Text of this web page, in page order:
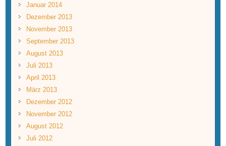
Januar 2014
Dezember 2013
November 2013
September 2013
August 2013
Juli 2013
April 2013
März 2013
Dezember 2012
November 2012
August 2012
Juli 2012